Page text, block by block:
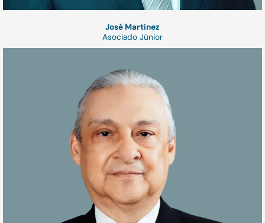
José Martínez
Asociado Júnior